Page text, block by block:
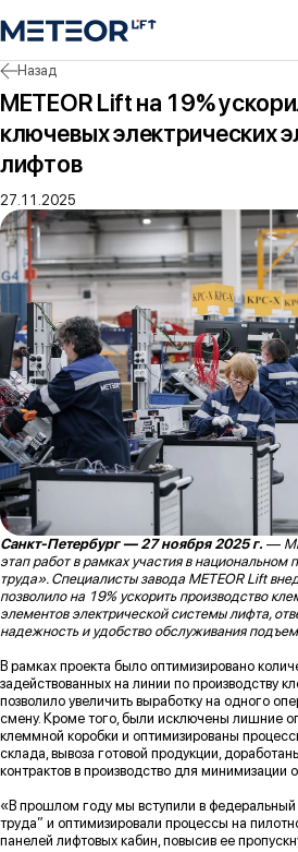
Назад
METEOR Lift на 19%
ключевых электрических
лифтов
27.11.2025
Санкт-Петербург — 27 ноября 2025 г. —
этап работ в рамках участия в национальном
труда». Специалисты завода METEOR Lift
позволило на 19% ускорить производство
элементов электрической системы лифта,
надежность и удобство обслуживания
В рамках проекта было оптимизировано
задействованных на линии по производству
позволило увеличить выработку на одного
смену. Кроме того, были исключены лишние
клеммной коробки и оптимизированы
склада, вывоза готовой продукции,
контрактов в производство для минимизации
«В прошлом году мы вступили в федеральный
труда” и оптимизировали процессы на
панелей лифтовых кабин, повысив ее